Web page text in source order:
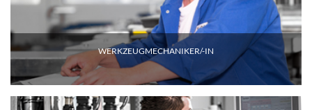
WERKZEUGMECHANIKER/-IN